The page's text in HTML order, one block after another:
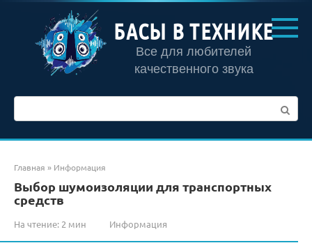
контенту
БАСЫ В ТЕХНИКЕ
Все для любителей
качественного звука
Главная » Информация
Выбор шумоизоляции для транспортных
средств
На чтение: 2 мин Информация